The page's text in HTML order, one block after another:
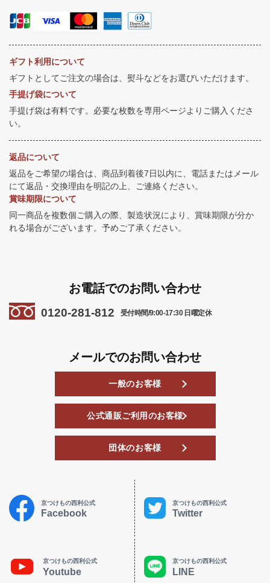
ギフト利用について
ギフトとしてご注文の場合は、熨斗などをお選びいただけます。
手提げ袋について
手提げ袋は有料です。必要な枚数を専用ページよりご購入くださ
い。
返品について
返品をご希望の場合は、商品到着後7日以内に、電話またはメール
にて返品・交換理由を明記の上、ご連絡ください。
賞味期限について
同一商品を複数個ご購入の際、製造状況により、賞味期限が分か
れる場合がございます。予めご了承ください。
お電話でのお問い合わせ
0120-281-812 受付時間/9:00-17:30 日曜定休
メールでのお問い合わせ
一般のお客様
公式通販ご利用のお客様
団体のお客様
京つけもの西利公式
Facebook
京つけもの西利公式
Twitter
京つけもの西利公式
Youtube
京つけもの西利公式
LINE